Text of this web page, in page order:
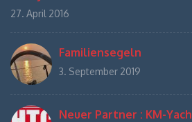
27. April 2016
Familiensegeln
3. September 2019
Neuer Partner : KM-